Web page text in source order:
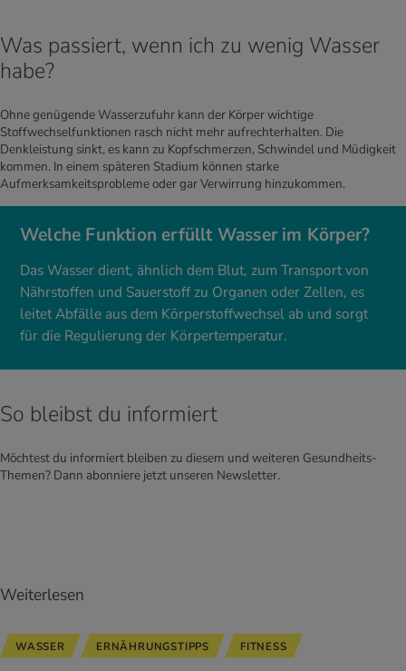
Was passiert, wenn ich zu wenig Wasser
habe?
Welche Funktion erfüllt Wasser im Körper?
Das Wasser dient, ähnlich dem Blut, zum Transport von
Nährstoffen und Sauerstoff zu Organen oder Zellen, es
leitet Abfälle aus dem Körperstoffwechsel ab und sorgt
für die Regulierung der Körpertemperatur.
Ohne genügende Wasserzufuhr kann der Körper wichtige
Stoffwechselfunktionen rasch nicht mehr aufrechterhalten. Die
Denkleistung sinkt, es kann zu Kopfschmerzen, Schwindel und Müdigkeit
kommen. In einem späteren Stadium können starke
Aufmerksamkeitsprobleme oder gar Verwirrung hinzukommen.
So bleibst du informiert
Möchtest du informiert bleiben zu diesem und weiteren Gesundheits-
Themen? Dann abonniere jetzt unseren Newsletter.
Weiterlesen
WASSER ERNÄHRUNGSTIPPS FITNESS